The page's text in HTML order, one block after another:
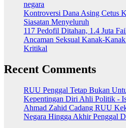
negara
Kontroversi Dana Asing Cetus
Siasatan Menyeluruh
117 Pedofil Ditahan, 1.4 Juta
Ancaman Seksual Kanak-
Kritikal
Recent Comments
RUU Penggal Tetap Bukan
Kepentingan Diri Ahli Politik -
Ahmad Zahid Cadang RUU
Negara Hingga Akhir Penggal